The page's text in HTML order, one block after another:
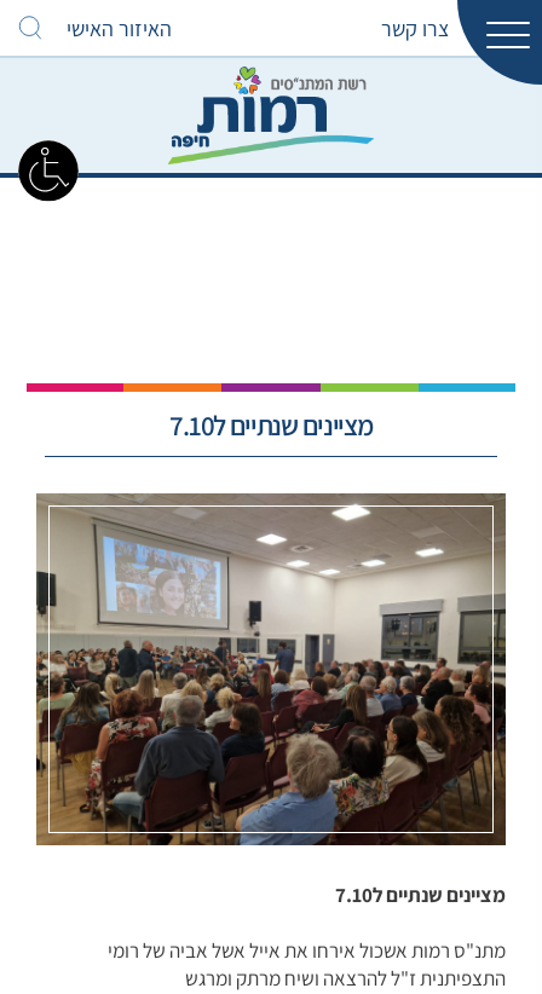
צרו קשר האיזור האישי
מציינים שנתיים ל7.10
מציינים שנתיים ל7.10
מתנ"ס רמות אשכול אירחו את אייל אשל אביה של רומי
התצפיתנית ז"ל להרצאה ושיח מרתק ומרגש